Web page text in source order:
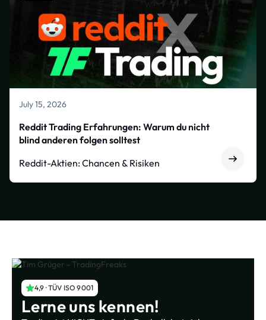
July 15, 2026
Reddit Trading Erfahrungen: Warum du nicht
blind anderen folgen solltest
Reddit-Aktien: Chancen & Risiken
4,9 · TÜV ISO 9001
Lerne uns kennen!